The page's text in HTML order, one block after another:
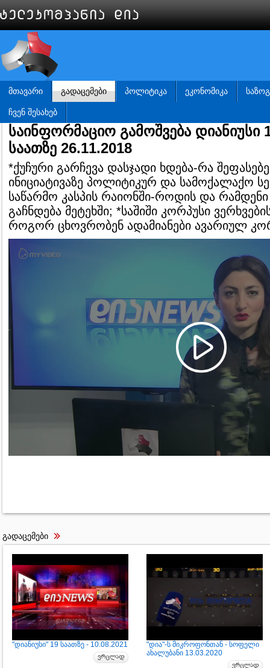
ᲛᲗᲐᲕᲐᲠᲘ ᲒᲐᲓᲐᲪᲔᲛᲔᲑᲘ ᲞᲝᲚᲘᲢᲘᲙᲐ ᲔᲙᲝᲜᲝᲛᲘᲙᲐ
ᲩᲕᲔᲜ ᲨᲔᲡᲐᲮᲔᲑ
საინფორმაციო გამოშვება დიანიუსი
საათზე 26.11.2018
*ქუჩური გარჩევა დასჯადი ხდება-რა
ინიციატივაზე პოლიტიკურ და სამოქალაქო
საწარმო კასპის რაიონში-როდის და
გაჩნდება მეტეხში; *საშიში კორპუსი
როგორ ცხოვრობენ ადამიანები ავარიულ
გადაცემები
"დიანიუსი" 19 საათზე - 10.08.2021
"დია"-ს მიკროფონთან - სოფელი
ახალუბანი 13.03.2020